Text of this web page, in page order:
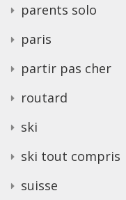
parents solo
paris
partir pas cher
routard
ski
ski tout compris
suisse